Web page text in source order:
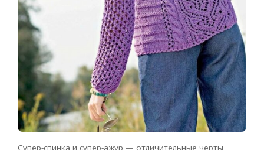
Супер-спинка и супер-ажур — отличительные черты